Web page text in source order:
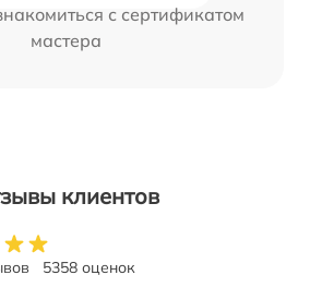
с сертификатом
мастера
клиентов
5358 оценок